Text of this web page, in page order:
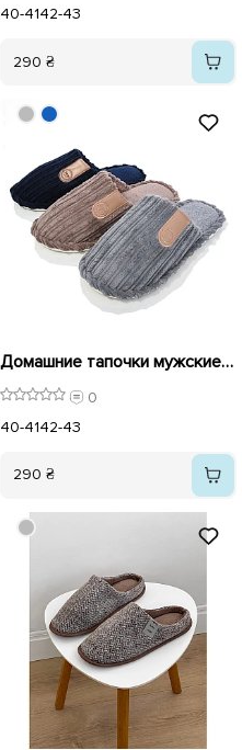
40-4142-43
290 ₴
Домашние тапочки мужские 591142 Коричневые
0
40-4142-43
290 ₴